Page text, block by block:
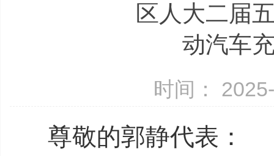
区人大二届
动汽车
时间：
尊敬的郭静代表：